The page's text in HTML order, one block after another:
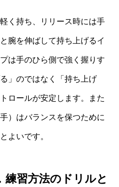
く持ち、リリース時には手
腕を伸ばして持ち上げるイ
は手のひら側で強く握りす
」のではなく「持ち上げ
ロールが安定します。また
）はバランスを保つために
よいです。
習方法のドリルと